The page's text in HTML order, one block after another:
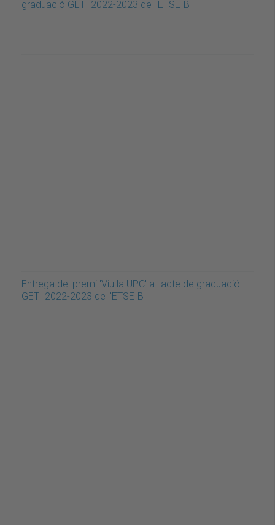
graduació GETI 2022-2023 de l'ETSEIB
Entrega del premi 'Viu la UPC' a l'acte de graduació
GETI 2022-2023 de l'ETSEIB